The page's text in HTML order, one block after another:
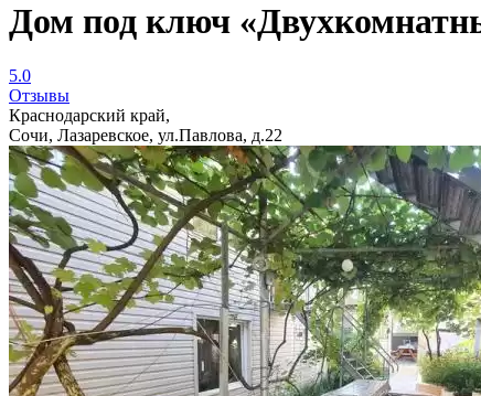
Дом под ключ
5.0
Отзывы
Краснодарский край,
Сочи, Лазаревское, ул.Павлова, д.22